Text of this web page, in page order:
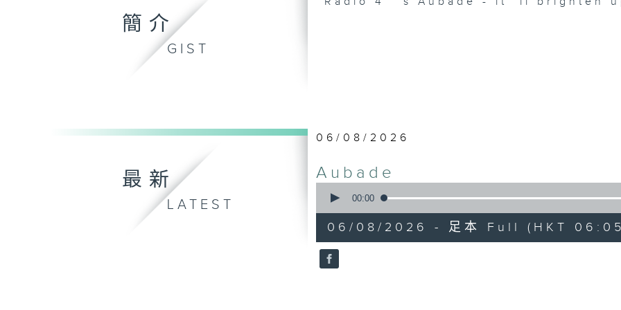
簡介
GIST
最新
LATEST
06/08/2026
Aubade
seconds
55
minutes,
0
seconds
90%
00:00
06/08/2026 - 足本 Full (HKT